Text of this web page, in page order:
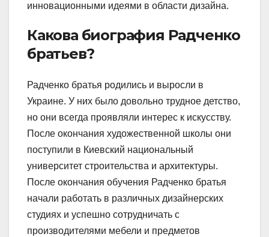
инновационными идеями в области дизайна.
Какова биография Радченко
братьев?
Радченко братья родились и выросли в
Украине. У них было довольно трудное детство,
но они всегда проявляли интерес к искусству.
После окончания художественной школы они
поступили в Киевский национальный
университет строительства и архитектуры.
После окончания обучения Радченко братья
начали работать в различных дизайнерских
студиях и успешно сотрудничать c
производителями мебели и предметов